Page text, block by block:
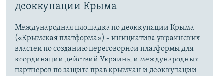
деоккупации Крыма
Международная площадка по деоккупации Крыма
(«Крымская платформа») – инициатива украинских
властей по созданию переговорной платформы для
координации действий Украины и международных
партнеров по защите прав крымчан и деоккупации